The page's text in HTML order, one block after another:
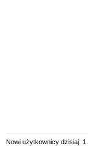
Nowi użytkownicy dzisiaj: 1.